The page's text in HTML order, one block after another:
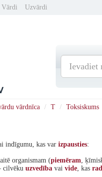
Vārdi Uzvārdi
vārdnīca T Toksiskums
indīgumu, kas var izpausties:
organismam (piemēram,
cilvēku uzvedība vai vide, kas